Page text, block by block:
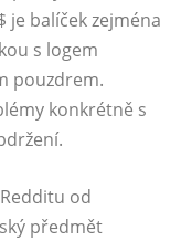
je balíček zejména
s logem
pouzdrem.
konkrétně s
od
předmět